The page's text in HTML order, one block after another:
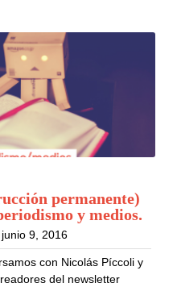
permanente)
y medios.
9, 2016
con Nicolás Píccoli y
del newsletter